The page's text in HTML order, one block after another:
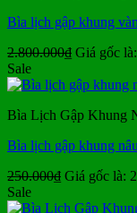
Bìa lịch gập khung
2.800.000₫ Giá gốc
Sale
Bìa Lịch Gập Khung
Bìa lịch gập khung
250.000₫ Giá gốc là:
Sale